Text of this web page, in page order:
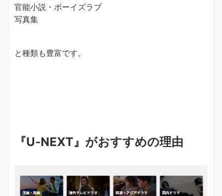
官能小説・ボーイズラブ
写真集
と種類も豊富です。
『U-NEXT』がおすすめの理由